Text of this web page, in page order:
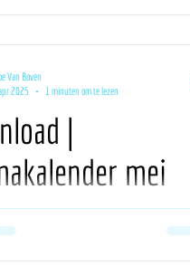
|
mei
Van Boven
2025
1 minuten om te lezen